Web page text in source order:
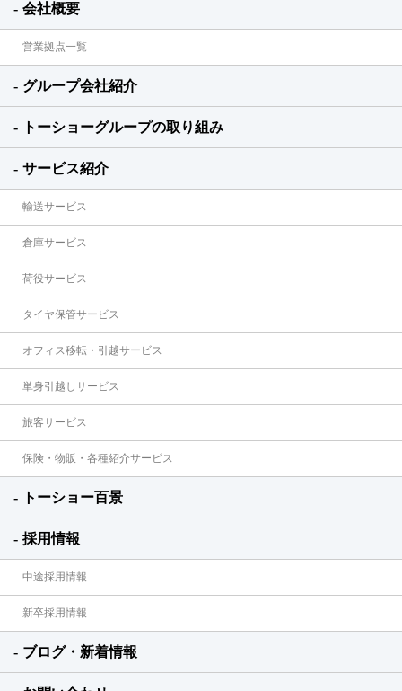
会社概要
営業拠点一覧
グループ会社紹介
トーショーグループの取り組み
サービス紹介
輸送サービス
倉庫サービス
荷役サービス
タイヤ保管サービス
オフィス移転・引越サービス
単身引越しサービス
旅客サービス
保険・物販・各種紹介サービス
トーショー百景
採用情報
中途採用情報
新卒採用情報
ブログ・新着情報